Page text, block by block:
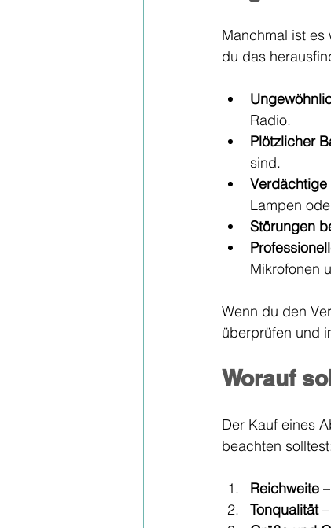
Manchmal ist
du das
Radio.
Plötzlicher
sind.
Lampen
Störungen
Mikrofonen
Wenn du den
überprüfen und
Worauf
Der Kauf eines
beachten
Reichweite
Tonqualität –